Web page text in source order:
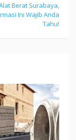
Berat Surabaya,
Ini Wajib Anda
Tahu!